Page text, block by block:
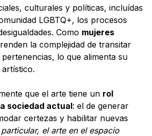
culturales y políticas, incluídas
LGBTQ+, los procesos
Como mujeres
la complejidad de transitar
lo que alimenta su
que el arte tiene un rol
sociedad actual: el de generar
certezas y habilitar nuevas
particular, el arte en el espacio